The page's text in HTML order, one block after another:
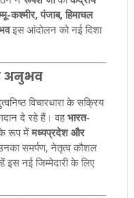
कश्मीर, पंजाब, हिमाचल
इस आंदोलन को नई दिशा
अनुभव
विचारधारा के सक्रिय
दे रहे हैं। वहभारत-
रूप मेंमध्यप्रदेश और
समर्पण, नेतृत्व कौशल
नई जिम्मेदारी के लिए